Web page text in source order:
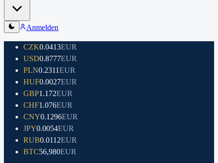
Anmelden
CZK0.0413EUR
USD0.8777EUR
PLN0.2311EUR
HUF0.0027EUR
GBP1.172EUR
CHF1.076EUR
CNY0.1296EUR
JPY0.0054EUR
RUB0.0112EUR
BTC56,980EUR